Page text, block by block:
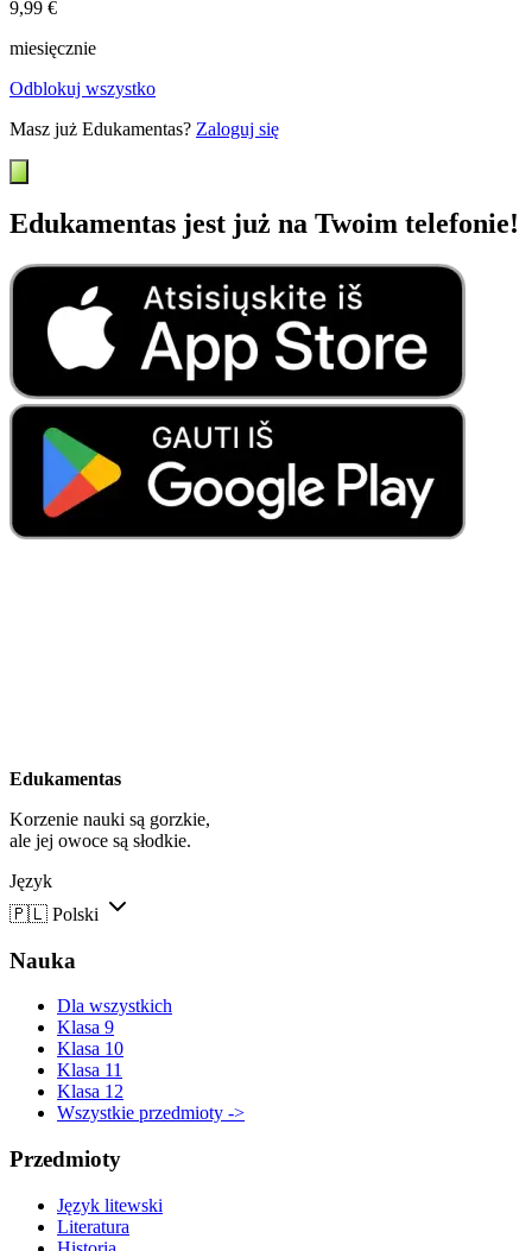
9,99 €
miesięcznie
Odblokuj wszystko
Masz już Edukamentas? Zaloguj się
Edukamentas jest już na Twoim telefonie!
Edukamentas
Korzenie nauki są gorzkie,
ale jej owoce są słodkie.
Język
🇵🇱 Polski
Nauka
Dla wszystkich
Klasa 9
Klasa 10
Klasa 11
Klasa 12
Wszystkie przedmioty ->
Przedmioty
Język litewski
Literatura